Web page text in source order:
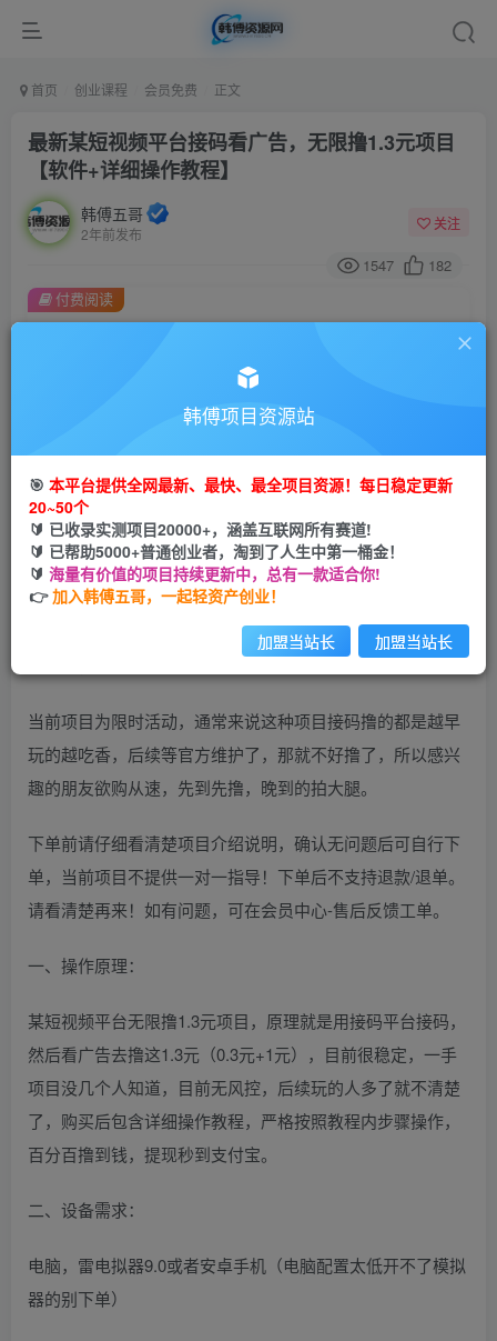
首页 创业课程 会员免费 正文
最新某短视频平台接码看广告，无限撸1.3元项目
【软件+详细操作教程】
韩傅五哥
2年前发布
关注
1547 182
金币9.9金币99
立即购买
您当前未登录！建议登陆后购买，可保存购买订单
付费阅读
当前项目为限时活动，通常来说这种项目接码撸的都是越早
玩的越吃香，后续等官方维护了，那就不好撸了，所以感兴
趣的朋友欲购从速，先到先撸，晚到的拍大腿。
下单前请仔细看清楚项目介绍说明，确认无问题后可自行下
单，当前项目不提供一对一指导！下单后不支持退款/退单。
请看清楚再来！如有问题，可在会员中心-售后反馈工单。
一、操作原理：
某短视频平台无限撸1.3元项目，原理就是用接码平台接码，
然后看广告去撸这1.3元（0.3元+1元），目前很稳定，一手
项目没几个人知道，目前无风控，后续玩的人多了就不清楚
了，购买后包含详细操作教程，严格按照教程内步骤操作，
百分百撸到钱，提现秒到支付宝。
二、设备需求：
电脑，雷电拟器9.0或者安卓手机（电脑配置太低开不了模拟
器的别下单）
韩傅项目资源站
🎯 本平台提供全网最新、最快、最全项目资源！每日稳定更新
20~50个
🔰 已收录实测项目20000+，涵盖互联网所有赛道!
🔰 已帮助5000+普通创业者，淘到了人生中第一桶金！
🔰 海量有价值的项目持续更新中，总有一款适合你!
👉加入韩傅五哥，一起轻资产创业！
加盟当站长 加盟当站长